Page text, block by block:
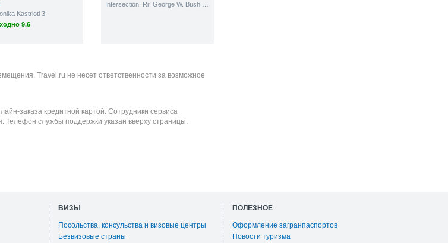
Kastrioti 3
9.6
Travel.ru не несет ответственности за возможное
заказа кредитной картой. Сотрудники сервиса
Телефон службы поддержки указан вверху страницы.
ВИЗЫ
Посольства, консульства и визовые центры
Безвизовые страны
ПОЛЕЗНОЕ
Оформление загранпаспортов
Новости туризма